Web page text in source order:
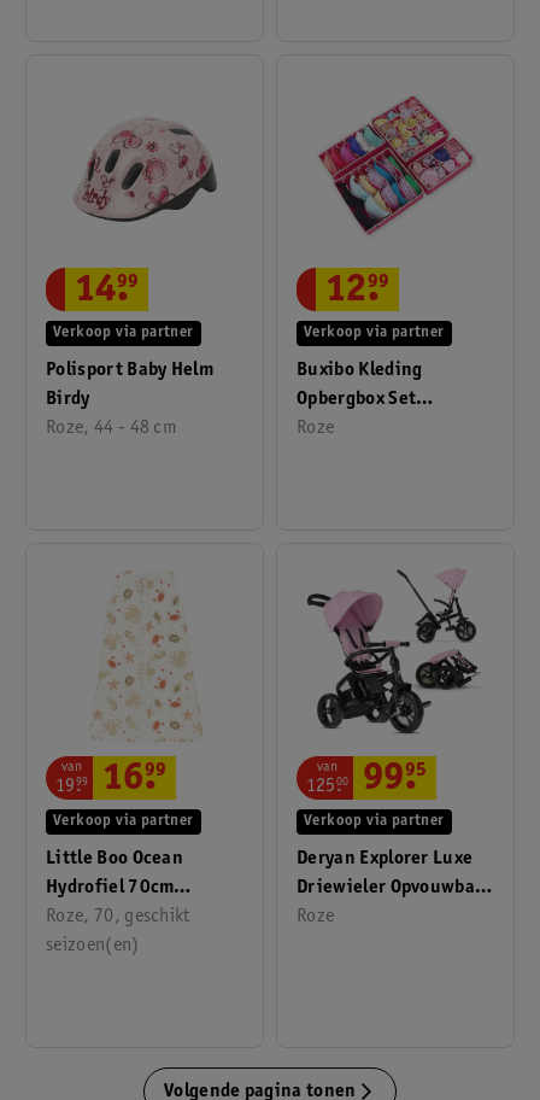
Polisport Baby Helm
Birdy
Roze, 44 - 48 cm
Verkoop via partner
14.
99
Buxibo Kleding
Opbergbox Set
Opvouwbaar 4 Stuks
Roze
Verkoop via partner
12.
99
Little Boo Ocean
Hydrofiel 70cm
Slaapzak
Roze, 70, geschikt
seizoen(en)
Verkoop via partner
van
19.
99 16.
99
Deryan Explorer Luxe
Driewieler Opvouwbaar
Met Mandje
Roze
Verkoop via partner
van
125.
00 99.
95
Volgende pagina tonen